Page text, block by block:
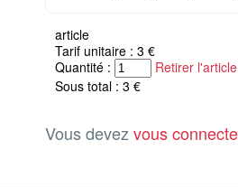
article
Tarif unitaire : 3 €
Quantité :
Retirer l'article
Sous total : 3 €
Vous devez vous